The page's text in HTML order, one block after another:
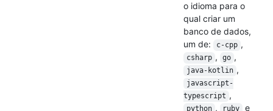
o idioma para o
qual criar um
banco de dados,
um de:
c-cpp ,
csharp , go ,
java-kotlin ,
javascript-
typescript ,
python , ruby e